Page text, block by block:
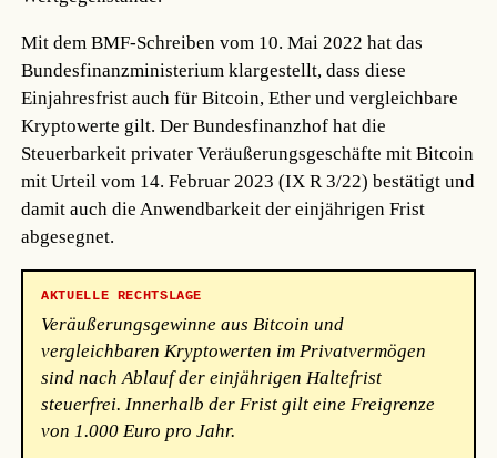
Mit dem BMF-Schreiben vom 10. Mai 2022 hat das
Bundesfinanzministerium klargestellt, dass diese
Einjahresfrist auch für Bitcoin, Ether und vergleichbare
Kryptowerte gilt. Der Bundesfinanzhof hat die
Steuerbarkeit privater Veräußerungsgeschäfte mit Bitcoin
mit Urteil vom 14. Februar 2023 (IX R 3/22) bestätigt und
damit auch die Anwendbarkeit der einjährigen Frist
abgesegnet.
AKTUELLE RECHTSLAGE
Veräußerungsgewinne aus Bitcoin und
vergleichbaren Kryptowerten im Privatvermögen
sind nach Ablauf der einjährigen Haltefrist
steuerfrei. Innerhalb der Frist gilt eine Freigrenze
von 1.000 Euro pro Jahr.